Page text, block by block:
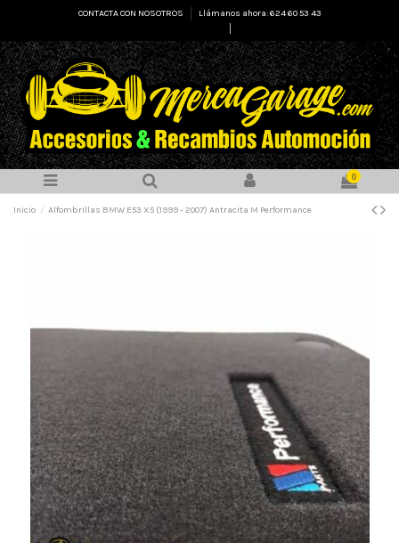
CONTACTA CON NOSOTROS
Llámanos ahora: 624 60 53 43
0
Inicio Alfombrillas BMW E53 X5 (1999 - 2007) Antracita M Performance